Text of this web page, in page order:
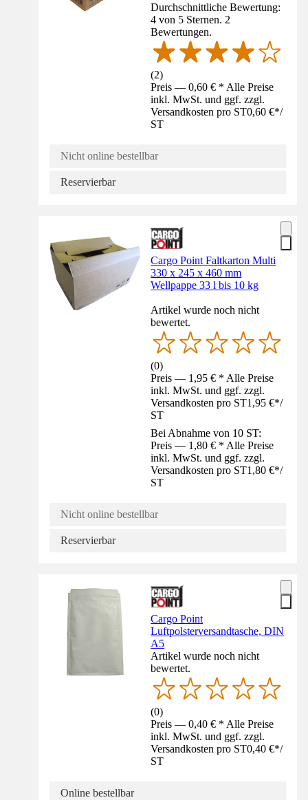
Durchschnittliche Bewertung:
4 von 5 Sternen. 2
Bewertungen.
(2)
Preis — 0,60 € * Alle Preise
inkl. MwSt. und ggf. zzgl.
Versandkosten pro ST0,60 €*/
ST
Nicht online bestellbar
Reservierbar
Cargo Point Faltkarton Multi
330 x 245 x 460 mm
Wellpappe 33 l bis 10 kg
Artikel wurde noch nicht
bewertet.
(0)
Preis — 1,95 € * Alle Preise
inkl. MwSt. und ggf. zzgl.
Versandkosten pro ST1,95 €*/
ST
Bei Abnahme von 10 ST:
Preis — 1,80 € * Alle Preise
inkl. MwSt. und ggf. zzgl.
Versandkosten pro ST1,80 €*/
ST
Nicht online bestellbar
Reservierbar
Cargo Point
Luftpolsterversandtasche, DIN
A5
Artikel wurde noch nicht
bewertet.
(0)
Preis — 0,40 € * Alle Preise
inkl. MwSt. und ggf. zzgl.
Versandkosten pro ST0,40 €*/
ST
Online bestellbar